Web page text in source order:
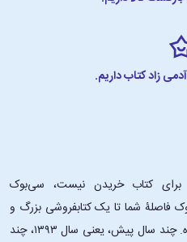
زاد کتاب داریم.
برای کتاب خریدن نیست، سی‌بوک
فاصلۀ شما تا یک کتابفروشی بزرگ و
پروپیمون تنها به اندازۀ یک کلیک شده. چند سال پیش، یعنی سال ۱۳۹۳، چند